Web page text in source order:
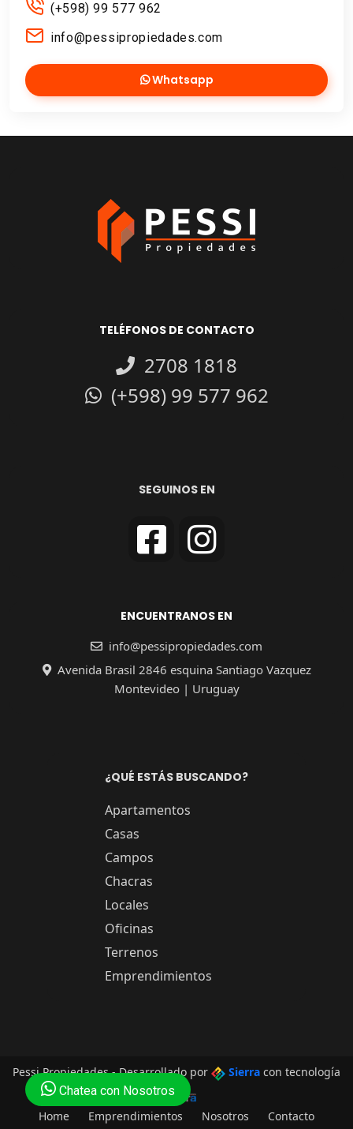
(+598) 99 577 962
info@pessipropiedades.com
Whatsapp
TELÉFONOS DE CONTACTO
2708 1818
(+598) 99 577 962
SEGUINOS EN
ENCUENTRANOS EN
info@pessipropiedades.com
Avenida Brasil 2846 esquina Santiago Vazquez
Montevideo | Uruguay
¿QUÉ ESTÁS BUSCANDO?
Apartamentos
Casas
Campos
Chacras
Locales
Oficinas
Terrenos
Emprendimientos
Pessi Propiedades - Desarrollado por Sierra con tecnología
de
Home
Emprendimientos Nosotros Contacto
Chatea con Nosotros